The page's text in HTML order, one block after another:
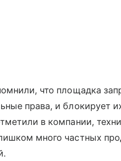
что площадка
права, и блокирует
в компании,
много частных